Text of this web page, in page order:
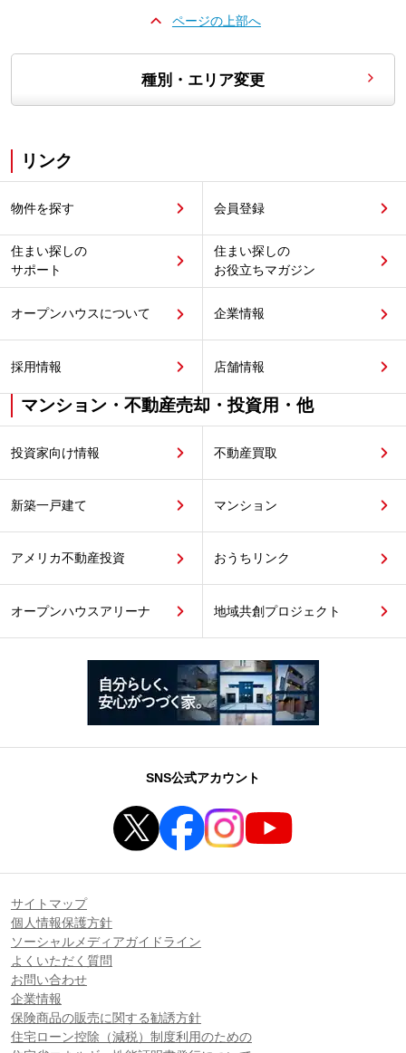
ページの上部へ
種別・エリア変更
リンク
物件を探す 会員登録
住まい探しの
サポート
住まい探しの
お役立ちマガジン
オープンハウスについて 企業情報
採用情報 店舗情報
マンション・不動産売却・投資用・他
投資家向け情報 不動産買取
新築一戸建て マンション
アメリカ不動産投資 おうちリンク
オープンハウスアリーナ 地域共創プロジェクト
SNS公式アカウント
サイトマップ
個人情報保護方針
ソーシャルメディアガイドライン
よくいただく質問
お問い合わせ
企業情報
保険商品の販売に関する勧誘方針
住宅ローン控除（減税）制度利用のための